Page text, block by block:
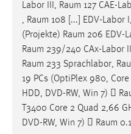
Labor III, Raum 127 CAE-
, Raum 108 [...] EDV-Labor I,
(Projekte) Raum 206 EDV-
Raum 239/240 CAx-Labor
Raum 233 Sprachlabor,
19 PCs (OptiPlex 980,
HDD, DVD-RW, Win 7) 
T3400 Core 2 Quad 2,66
DVD-RW, Win 7)  Raum
Name:
_gcl_au
Anbieter:
Google Ireland Limited
Zweck:
Conversion-Tracking
Cookie Laufzeit: